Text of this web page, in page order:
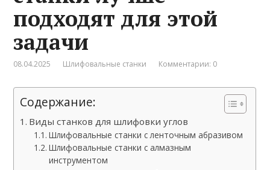
подходят для этой
задачи
08.04.2025 Шлифовальные станки Комментарии: 0
Содержание:
Виды станков для шлифовки углов
Шлифовальные станки с ленточным абразивом
Шлифовальные станки с алмазным
инструментом